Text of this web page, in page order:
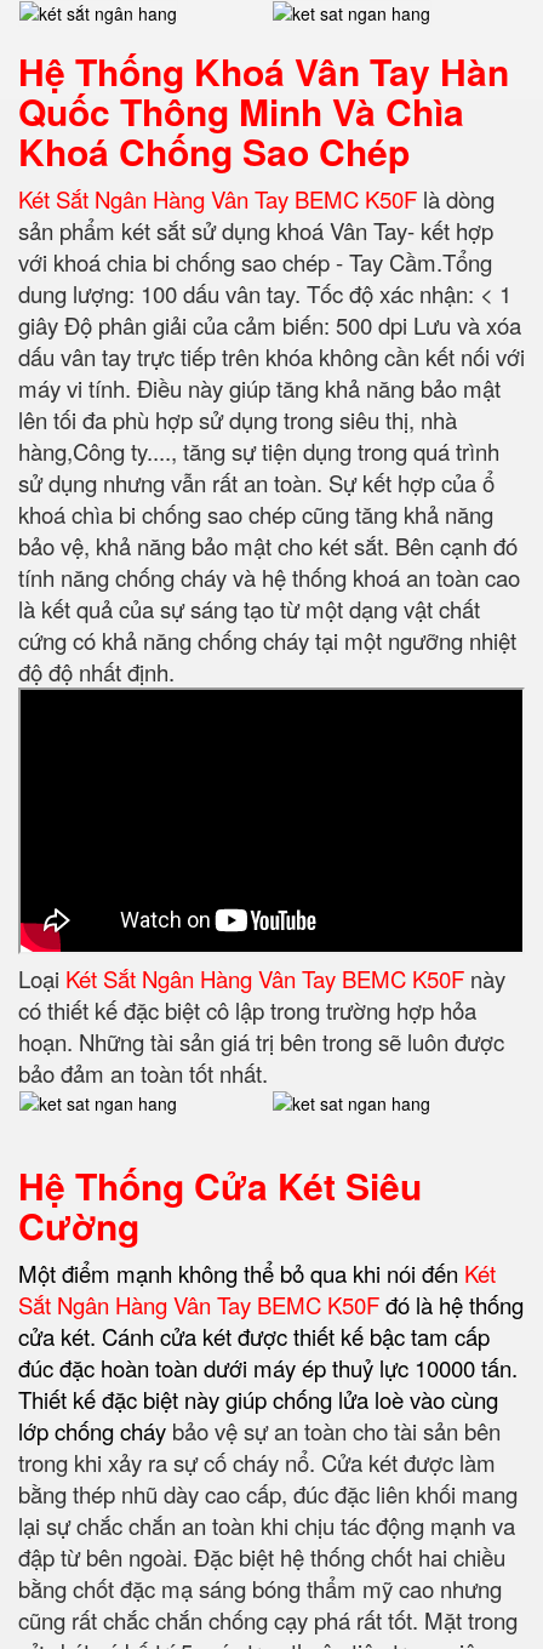
Hệ Thống Khoá Vân Tay Hàn
Quốc Thông Minh Và Chìa
Khoá Chống Sao Chép
Két Sắt Ngân Hàng Vân Tay BEMC K50F là dòng
sản phẩm két sắt sử dụng khoá Vân Tay- kết hợp
với khoá chia bi chống sao chép - Tay Cầm.Tổng
dung lượng: 100 dấu vân tay. Tốc độ xác nhận: < 1
giây Độ phân giải của cảm biến: 500 dpi Lưu và xóa
dấu vân tay trực tiếp trên khóa không cần kết nối với
máy vi tính. Điều này giúp tăng khả năng bảo mật
lên tối đa phù hợp sử dụng trong siêu thị, nhà
hàng,Công ty...., tăng sự tiện dụng trong quá trình
sử dụng nhưng vẫn rất an toàn. Sự kết hợp của ổ
khoá chìa bi chống sao chép cũng tăng khả năng
bảo vệ, khả năng bảo mật cho két sắt. Bên cạnh đó
tính năng chống cháy và hệ thống khoá an toàn cao
là kết quả của sự sáng tạo từ một dạng vật chất
cứng có khả năng chống cháy tại một ngưỡng nhiệt
độ độ nhất định.
Loại Két Sắt Ngân Hàng Vân Tay BEMC K50F này
có thiết kế đặc biệt cô lập trong trường hợp hỏa
hoạn. Những tài sản giá trị bên trong sẽ luôn được
bảo đảm an toàn tốt nhất.
Hệ Thống Cửa Két Siêu
Cường
Một điểm mạnh không thể bỏ qua khi nói đến Két
Sắt Ngân Hàng Vân Tay BEMC K50Fđó là hệ thống
cửa két. Cánh cửa két được thiết kế bậc tam cấp
đúc đặc hoàn toàn dưới máy ép thuỷ lực 10000 tấn.
Thiết kế đặc biệt này giúp chống lửa loè vào cùng
lớp chống cháy bảo vệ sự an toàn cho tài sản bên
trong khi xảy ra sự cố cháy nổ. Cửa két được làm
bằng thép nhũ dày cao cấp, đúc đặc liên khối mang
lại sự chắc chắn an toàn khi chịu tác động mạnh va
đập từ bên ngoài. Đặc biệt hệ thống chốt hai chiều
bằng chốt đặc mạ sáng bóng thẩm mỹ cao nhưng
cũng rất chắc chắn chống cạy phá rất tốt. Mặt trong